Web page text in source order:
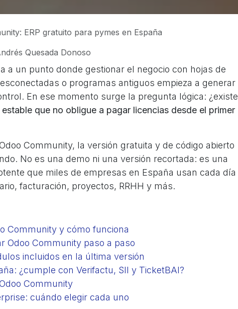
ERP gratuito para pymes en España
Quesada Donoso
a un punto donde gestionar el negocio con hojas de
o programas antiguos empieza a generar
En ese momento surge la pregunta lógica: ¿existe
que no obligue a pagar licencias desde el primer
Community, la versión gratuita y de código abierto
No es una demo ni una versión recortada: es una
que miles de empresas en España usan cada día
facturación, proyectos, RRHH y más.
Community y cómo funciona
Odoo Community paso a paso
incluidos en la última versión
¿cumple con Verifactu, SII y TicketBAI?
Community
cuándo elegir cada uno